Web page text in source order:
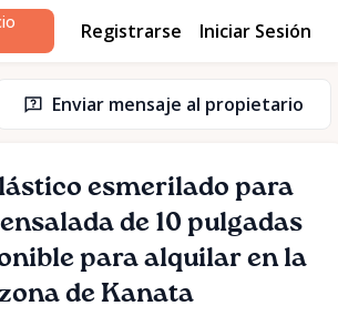
Registrarse Iniciar Sesión
Enviar mensaje al propietario
esmerilado para
ensalada de 10 pulgadas
para alquilar en la
de Kanata